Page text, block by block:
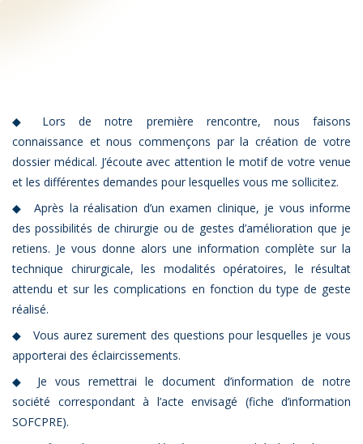
Lors de notre première rencontre, nous faisons
connaissance et nous commençons par la création de votre
dossier médical. J’écoute avec attention le motif de votre venue
et les différentes demandes pour lesquelles vous me sollicitez.
Après la réalisation d’un examen clinique, je vous informe
des possibilités de chirurgie ou de gestes d’amélioration que je
retiens. Je vous donne alors une information complète sur la
technique chirurgicale, les modalités opératoires, le résultat
attendu et sur les complications en fonction du type de geste
réalisé.
Vous aurez surement des questions pour lesquelles je vous
apporterai des éclaircissements.
Je vous remettrai le document d’information de notre
société correspondant à l’acte envisagé (fiche d’information
SOFCPRE).